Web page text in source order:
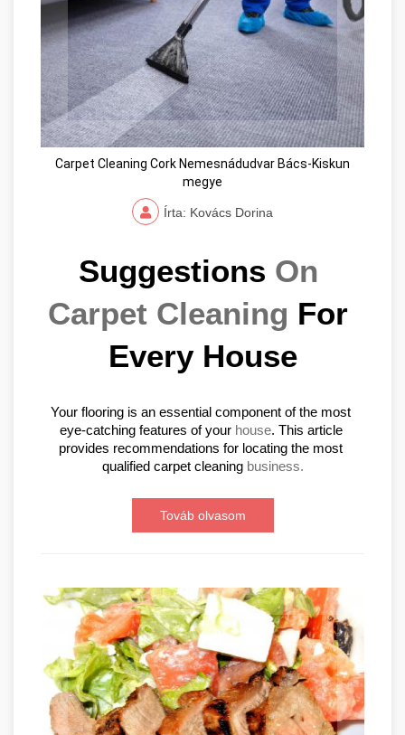
Carpet Cleaning Cork Nemesnádudvar Bács-Kiskun
megye
Írta: Kovács Dorina
Suggestions On
Carpet Cleaning For
Every House
Your flooring is an essential component of the most
eye-catching features of your house. This article
provides recommendations for locating the most
qualified carpet cleaning business.
Továb olvasom